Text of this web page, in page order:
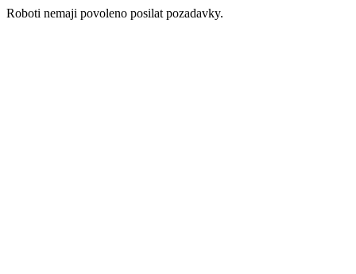
Roboti nemaji povoleno posilat pozadavky.